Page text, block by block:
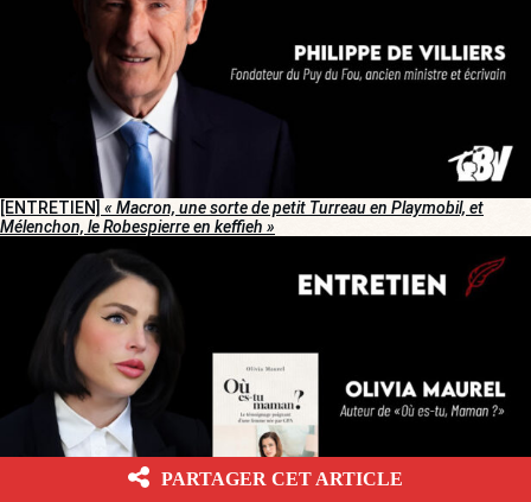
[ENTRETIEN] « Macron, une sorte de petit Turreau en Playmobil, et
Mélenchon, le Robespierre en keffieh »
PARTAGER CET ARTICLE